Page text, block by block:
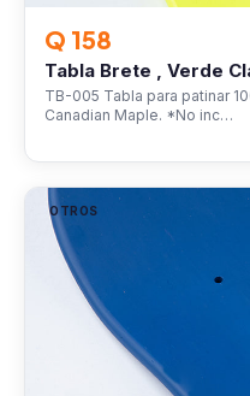
Q 158
Tabla Brete , Verde
TB-005 Tabla para patinar
Canadian Maple. *No inc…
OTROS